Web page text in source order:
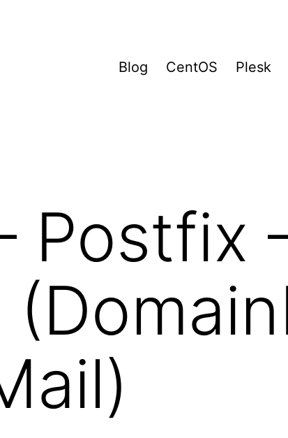
Blog CentOS Plesk
Postfix